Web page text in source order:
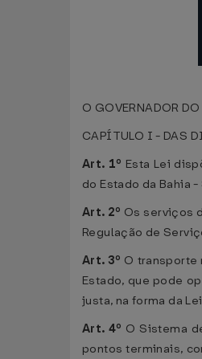
O GOVERNADOR
CAPÍTULO I - DAS
Art. 1º Esta Lei
do Estado da Bahia -
Art. 2º Os serviços
Regulação de
Art. 3º O transporte
Estado, que pode
justa, na forma da
Art. 4º O Sistema
pontos terminais,